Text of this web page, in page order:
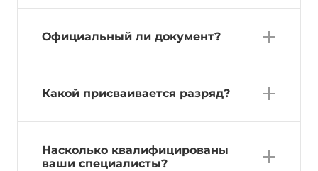
Официальный ли документ?
Какой присваивается разряд?
Насколько квалифицированы
ваши специалисты?